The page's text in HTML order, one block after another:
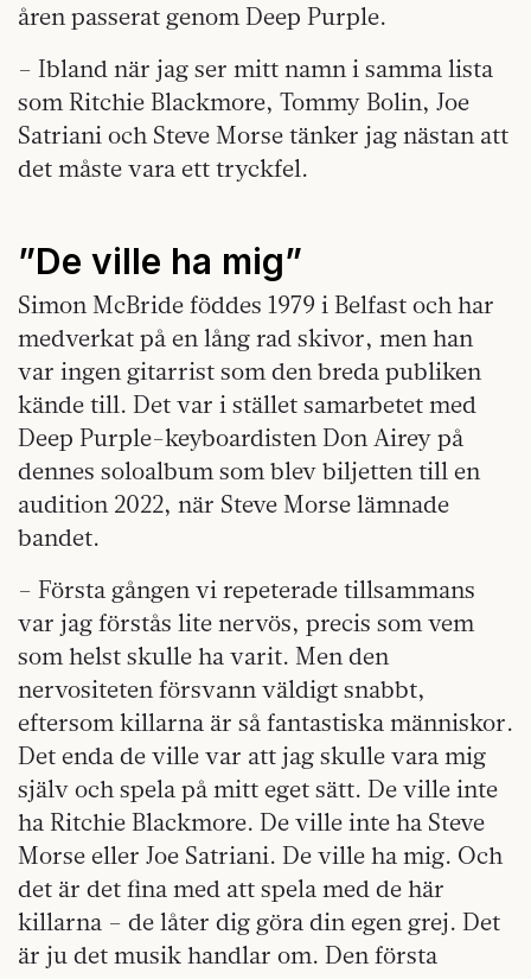
åren passerat genom Deep Purple.
– Ibland när jag ser mitt namn i samma lista
som Ritchie Blackmore, Tommy Bolin, Joe
Satriani och Steve Morse tänker jag nästan att
det måste vara ett tryckfel.
”De ville ha mig”
Simon McBride föddes 1979 i Belfast och har
medverkat på en lång rad skivor, men han
var ingen gitarrist som den breda publiken
kände till. Det var i stället samarbetet med
Deep Purple-keyboardisten Don Airey på
dennes soloalbum som blev biljetten till en
audition 2022, när Steve Morse lämnade
bandet.
– Första gången vi repeterade tillsammans
var jag förstås lite nervös, precis som vem
som helst skulle ha varit. Men den
nervositeten försvann väldigt snabbt,
eftersom killarna är så fantastiska människor.
Det enda de ville var att jag skulle vara mig
själv och spela på mitt eget sätt. De ville inte
ha Ritchie Blackmore. De ville inte ha Steve
Morse eller Joe Satriani. De ville ha mig. Och
det är det fina med att spela med de här
killarna – de låter dig göra din egen grej. Det
är ju det musik handlar om. Den första